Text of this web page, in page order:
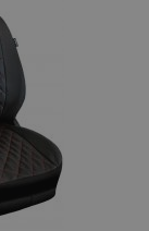
de